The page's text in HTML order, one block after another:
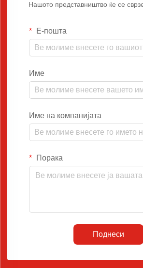
Нашото представништво ќе се
Е-пошта
Име
Име на компанијата
Порака
Поднеси